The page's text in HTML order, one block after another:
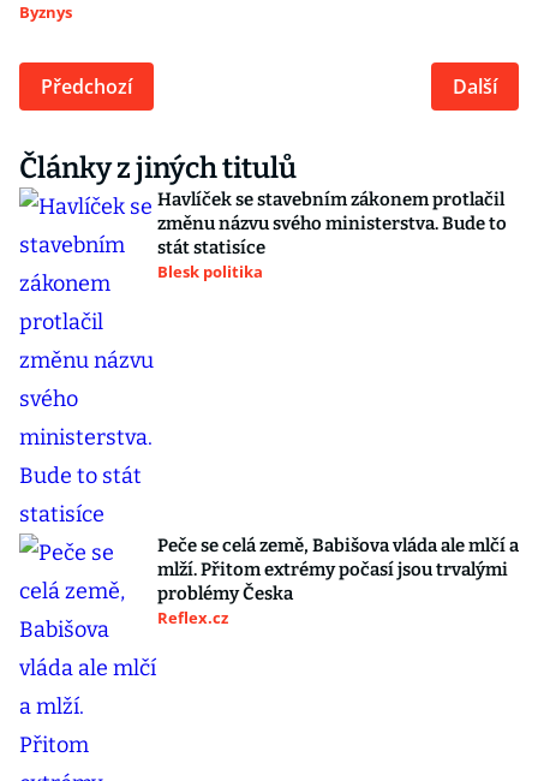
Byznys
Předchozí Další
Články z jiných titulů
Havlíček se stavebním zákonem protlačil
změnu názvu svého ministerstva. Bude to
stát statisíce
Blesk politika
Peče se celá země, Babišova vláda ale mlčí a
mlží. Přitom extrémy počasí jsou trvalými
problémy Česka
Reflex.cz